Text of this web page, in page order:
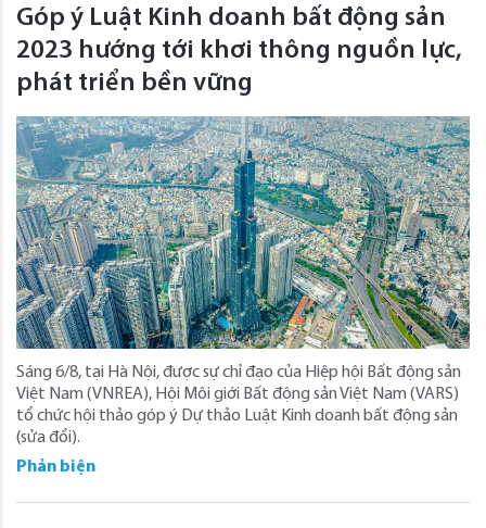
Góp ý Luật Kinh doanh bất động sản
2023 hướng tới khơi thông nguồn lực,
phát triển bền vững
Sáng 6/8, tại Hà Nội, được sự chỉ đạo của Hiệp hội Bất động sản
Việt Nam (VNREA), Hội Môi giới Bất động sản Việt Nam (VARS)
tổ chức hội thảo góp ý Dự thảo Luật Kinh doanh bất động sản
(sửa đổi).
Phản biện